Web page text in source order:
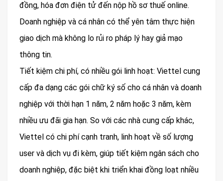
đồng, hóa đơn điện tử đến nộp hồ sơ thuế online.
Doanh nghiệp và cá nhân có thể yên tâm thực hiện
giao dịch mà không lo rủi ro pháp lý hay giả mạo
thông tin.
Tiết kiệm chi phí, có nhiều gói linh hoạt: Viettel cung
cấp đa dạng các gói chữ ký số cho cá nhân và doanh
nghiệp với thời hạn 1 năm, 2 năm hoặc 3 năm, kèm
nhiều ưu đãi gia hạn. So với các nhà cung cấp khác,
Viettel có chi phí cạnh tranh, linh hoạt về số lượng
user và dịch vụ đi kèm, giúp tiết kiệm ngân sách cho
doanh nghiệp, đặc biệt khi triển khai đồng loạt nhiều